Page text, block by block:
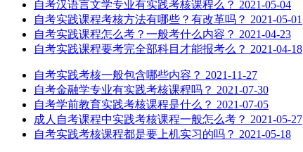
自考汉语言文学专业有实践考核课程么？ 2021-05-04
自考实践课程考核方法有哪些？有改革吗？ 2021-05-01
自考实践课程怎么考？一般考什么内容？ 2021-04-23
自考实践课程要考完全部科目才能报考么？ 2021-04-18
自考实践考核一般包含哪些内容？ 2021-11-27
自考金融学专业有实践考核课程吗？ 2021-07-30
自考学前教育实践考核课程是什么？ 2021-07-05
成人自考课程中实践考核课程一般怎么考？ 2021-05-27
自考实践考核课程都是要上机实习的吗？ 2021-05-18